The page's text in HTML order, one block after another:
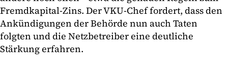
Fremdkapital-Zins. Der VKU-Chef fordert, dass den
Ankündigungen der Behörde nun auch Taten
folgten und die Netzbetreiber eine deutliche
Stärkung erfahren.